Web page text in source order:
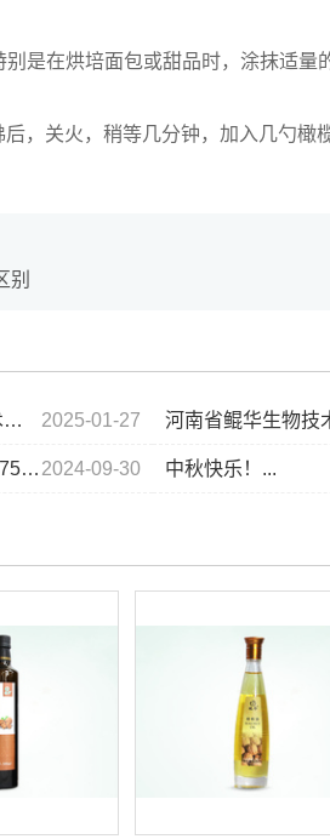
在烘培面包或甜品时，涂抹适量
关火，稍等几分钟，加入几勺橄榄
别
2025-01-27 河南省鲲华生物技
2024-09-30
... 中秋快乐！...